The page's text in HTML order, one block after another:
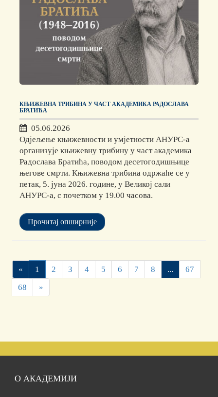
КЊИЖЕВНА ТРИБИНА У ЧАСТ АКАДЕМИКА РАДОСЛАВА
БРАТИЋА
05.06.2026
Одјељење књижевности и умјетности АНУРС-а
организује књижевну трибину у част академика
Радослава Братића, поводом десетогодишњице
његове смрти. Књижевна трибина одржаће се у
петак, 5. јуна 2026. године, у Великој сали
АНУРС-а, с почетком у 19.00 часова.
Прочитај опширније
« 1 2 3 4 5 6 7 8 ...
67
68
»
О АКАДЕМИЈИ